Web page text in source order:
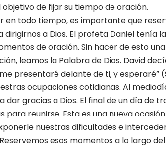
de fijar su tiempo de oración.
en todo tiempo, es importante que
a Dios. El profeta Daniel tenía
de oración. Sin hacer de esto
leamos la Palabra de Dios. David
presentaré delante de ti, y esperaré”
ocupaciones cotidianas. Al
dar gracias a Dios. El final de un día de
para reunirse. Esta es una nueva
nuestras dificultades e
esos momentos a lo largo